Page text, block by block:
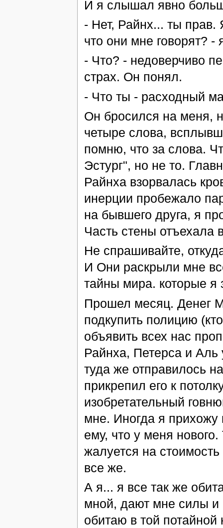
И я слышал явно
- Нет, Райнх... ты
что они мне говорят? -
- Что? - недоверчиво
страх. Он понял.
- Что ты - расходный
Он бросился на меня,
четыре слова,
помню, что за слова.
Эстург", но не то.
Райнха взорвалась
инерции пробежало
на бывшего друга, я
Часть стены отъехала
Не спрашивайте,
И Они раскрыли мне
тайны мира. которые я
Прошел месяц. Денег
подкупить полицию
объявить всех нас
Райнха, Петерса и Аль
туда же отправилось
прикрепил его к
изобретательный
мне. Иногда я
ему, что у меня
жалуется на
все же.
А я... я все так же
мной, дают мне силы
обитаю в той